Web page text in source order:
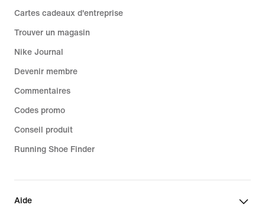
Cartes cadeaux d'entreprise
Trouver un magasin
Nike Journal
Devenir membre
Commentaires
Codes promo
Conseil produit
Running Shoe Finder
Aide